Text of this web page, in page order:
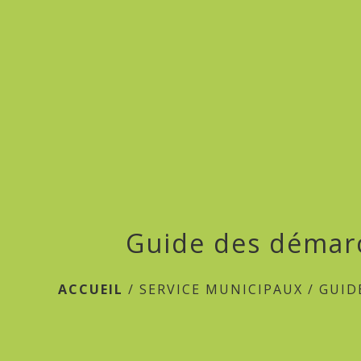
Guide des
ACCUEIL /SERVICE MUNICIPAUX /